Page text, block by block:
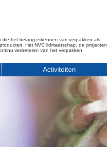
die het belang erkennen van verpakken als
Het NVC lidmaatschap, de projecten,
verbeteren van het verpakken.
Activiteiten